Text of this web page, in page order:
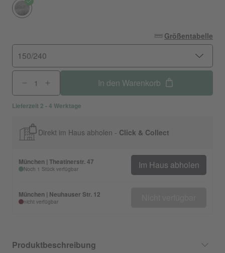
Größentabelle
150/240
In den Warenkorb
Lieferzeit 2 - 4 Werktage
Direkt im Haus abholen - Click & Collect
München | Theatinerstr. 47
Noch 1 Stück verfügbar Im Haus abholen
München | Neuhauser Str. 12
nicht verfügbar
Produktbeschreibung